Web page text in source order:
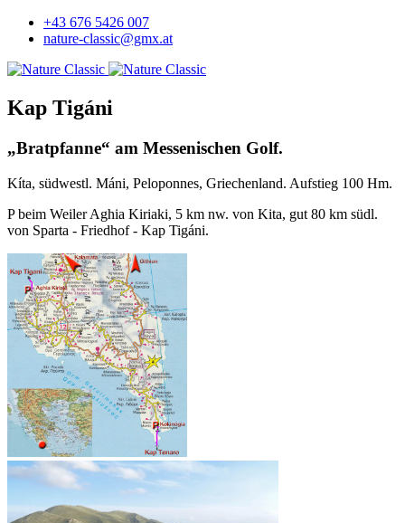
+43 676 5426 007
nature-classic@gmx.at
Kap Tigáni
„Bratpfanne“ am Messenischen Golf.
Kíta, südwestl. Máni, Peloponnes, Griechenland. Aufstieg 100 Hm.
P beim Weiler Aghia Kiriaki, 5 km nw. von Kita, gut 80 km südl.
von Sparta - Friedhof - Kap Tigáni.